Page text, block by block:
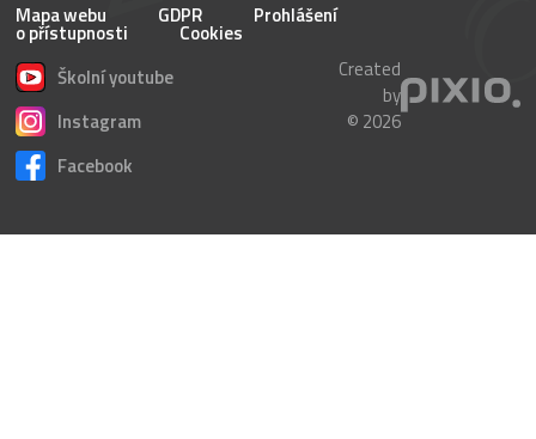
Mapa webu GDPR Prohlášení
o přístupnosti
Cookies
Školní youtube
Instagram
Facebook
Created
by
© 2026